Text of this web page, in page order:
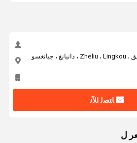
رقم 1 ، Liugoudong الطريق ، Zheliu ، Lingkou ، دانيانغ ، جيانغسو
ﺎﺘﺼﻟ ﺍﻶﻧ
ل